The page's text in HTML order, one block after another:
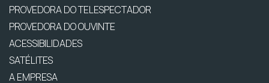
PROVEDORA DO TELESPECTADOR
PROVEDORA DO OUVINTE
ACESSIBILIDADES
SATÉLITES
A EMPRESA